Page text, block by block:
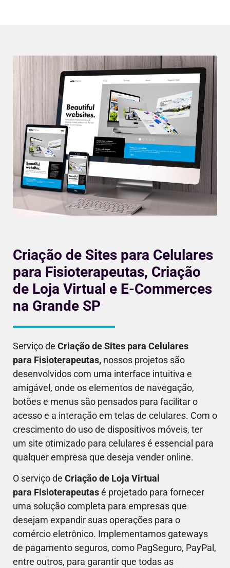
Criação de Sites para Celulares
para Fisioterapeutas, Criação
de Loja Virtual e E-Commerces
na Grande SP
Serviço de Criação de Sites para Celulares
para Fisioterapeutas, nossos projetos são
desenvolvidos com uma interface intuitiva e
amigável, onde os elementos de navegação,
botões e menus são pensados para facilitar o
acesso e a interação em telas de celulares. Com o
crescimento do uso de dispositivos móveis, ter
um site otimizado para celulares é essencial para
qualquer empresa que deseja vender online.
O serviço de Criação de Loja Virtual
para Fisioterapeutasé projetado para fornecer
uma solução completa para empresas que
desejam expandir suas operações para o
comércio eletrônico. Implementamos gateways
de pagamento seguros, como PagSeguro, PayPal,
entre outros, para garantir que todas as